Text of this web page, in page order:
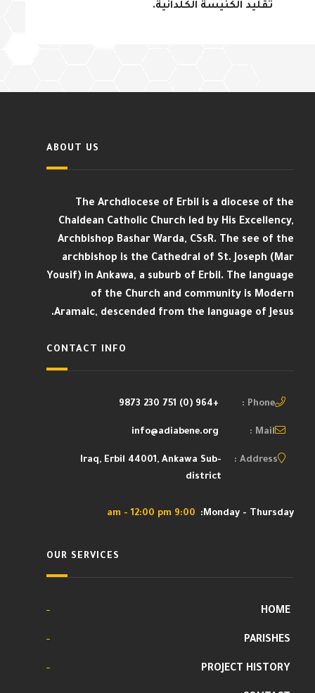
تقليد الكنيسة الكلدانية.
ABOUT US
The Archdiocese of Erbil is a diocese of the
Chaldean Catholic Church led by His Excellency,
Archbishop Bashar Warda, CSsR. The see of the
archbishop is the Cathedral of St. Joseph (Mar
Yousif) in Ankawa, a suburb of Erbil. The language
of the Church and community is Modern
Aramaic, descended from the language of Jesus.
CONTACT INFO
Phone :
+964 (0) 751 230 9873
Mail :
info@adiabene.org
Address :
Iraq, Erbil 44001, Ankawa Sub-
district
Monday - Thursday:
9:00 am - 12:00 pm
OUR SERVICES
HOME
PARISHES
PROJECT HISTORY